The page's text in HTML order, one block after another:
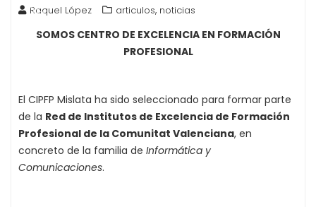
25
Jun
Raquel López articulos, noticias
SOMOS CENTRO DE EXCELENCIA EN FORMACIÓN
PROFESIONAL
El CIPFP Mislata ha sido seleccionado para formar parte
de la Red de Institutos de Excelencia de Formación
Profesional de la Comunitat Valenciana, en
concreto de la familia de Informática y
Comunicaciones.